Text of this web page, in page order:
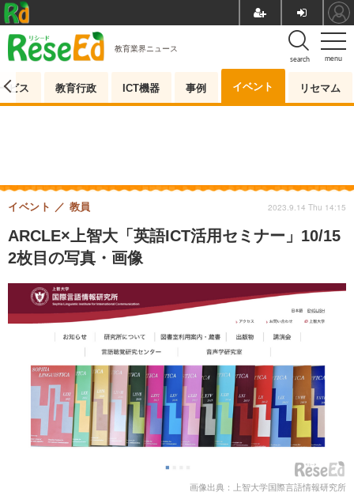
menu
search
教育業界ニュース
ビス 教育行政 ICT機器 事例 イベント リセマム
ARCLE×上智大「英語ICT活用セミナー」10/15
2枚目の写真・画像
イベント 教員 2023.9.14 Thu 14:15
画像出典：上智大学国際言語情報研究所